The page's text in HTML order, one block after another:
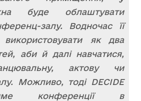
буде облаштувати
залу. Водночас її
як два
аби
й далі навчатися,
актову чи
Можливо, тоді DECIDE
конференції в